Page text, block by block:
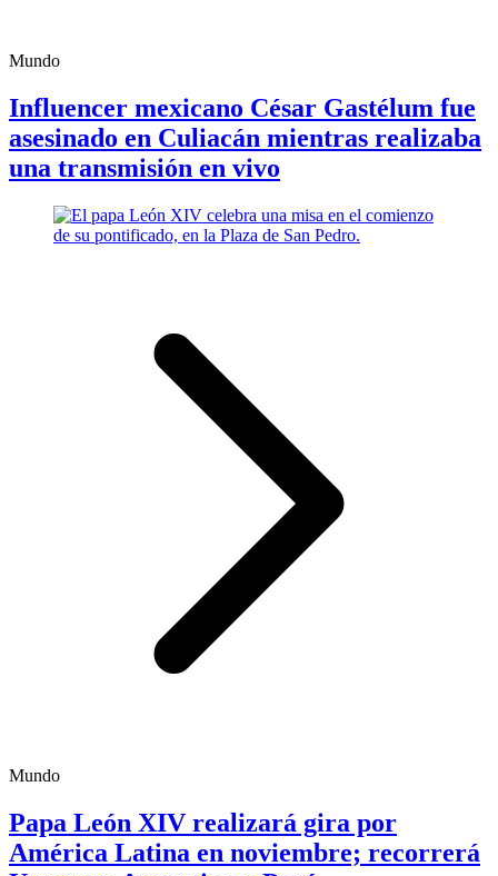
Mundo
Influencer mexicano César Gastélum fue
asesinado en Culiacán mientras realizaba
una transmisión en vivo
Mundo
Papa León XIV realizará gira por
América Latina en noviembre; recorrerá